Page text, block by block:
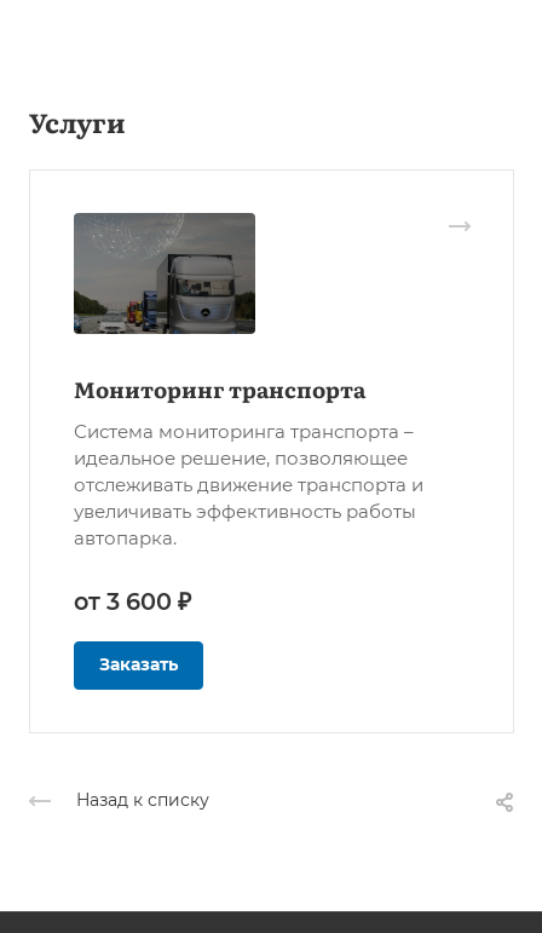
Услуги
Мониторинг транспорта
Система мониторинга транспорта –
идеальное решение, позволяющее
отслеживать движение транспорта и
увеличивать эффективность работы
автопарка.
от 3 600 ₽
Заказать
Назад к списку